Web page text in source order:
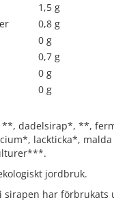
1,5 g
0,8 g
0 g
0,7 g
0 g
0 g
**, dadelsirap*, **,
lackticka*,
jordbruk.
sirapen har förbrukats